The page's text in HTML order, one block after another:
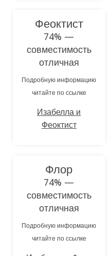
Феоктист
74% —
совместимость
отличная
Подробную информацию
читайте по ссылке
Изабелла и
Феоктист
Флор
74% —
совместимость
отличная
Подробную информацию
читайте по ссылке